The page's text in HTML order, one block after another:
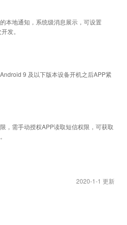
本地通知，系统级消息展示，可设置
发。
9 及以下版本设备开机之后APP紧
，需手动授权APP读取短信权限，可获取
2020-1-1 更新